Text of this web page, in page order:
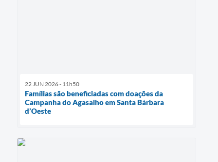
22 JUN 2026 - 11h50
Famílias são beneficiadas com doações da
Campanha do Agasalho em Santa Bárbara
d’Oeste